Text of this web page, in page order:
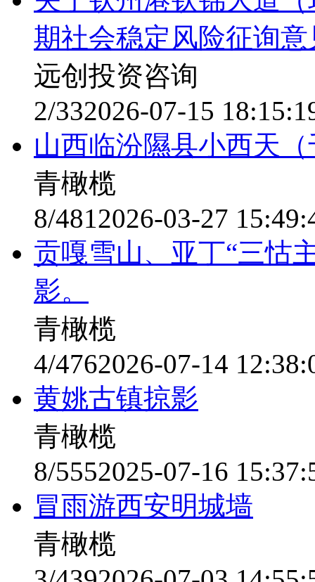
期社会稳定风险征询
远创投资咨询
2/332026-07-15
山西临汾隰县小西天
青橄榄
8/4812026-03-27
贡嘎雪山、亚丁“三怙
影。
青橄榄
4/4762026-07-14
黄姚古镇掠影
青橄榄
8/5552025-07-16
冒雨游西安明城墙
青橄榄